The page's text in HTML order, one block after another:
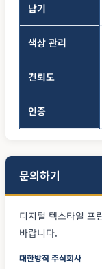
납기
색상 관리
견뢰도
인증
문의하기
디지털 텍스타일 프
바랍니다.
대한방직 주식회사